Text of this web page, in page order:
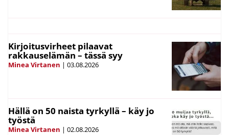
Kirjoitusvirheet pilaavat
rakkauselämän – tässä syy
Minea Virtanen | 03.08.2026
Hällä on 50 naista tyrkyllä – käy jo
työstä
Minea Virtanen | 02.08.2026